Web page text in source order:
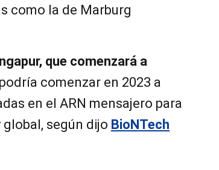
como la de Marburg
que comenzará a
comenzar en 2023 a
en el ARN mensajero para
según dijo BioNTech